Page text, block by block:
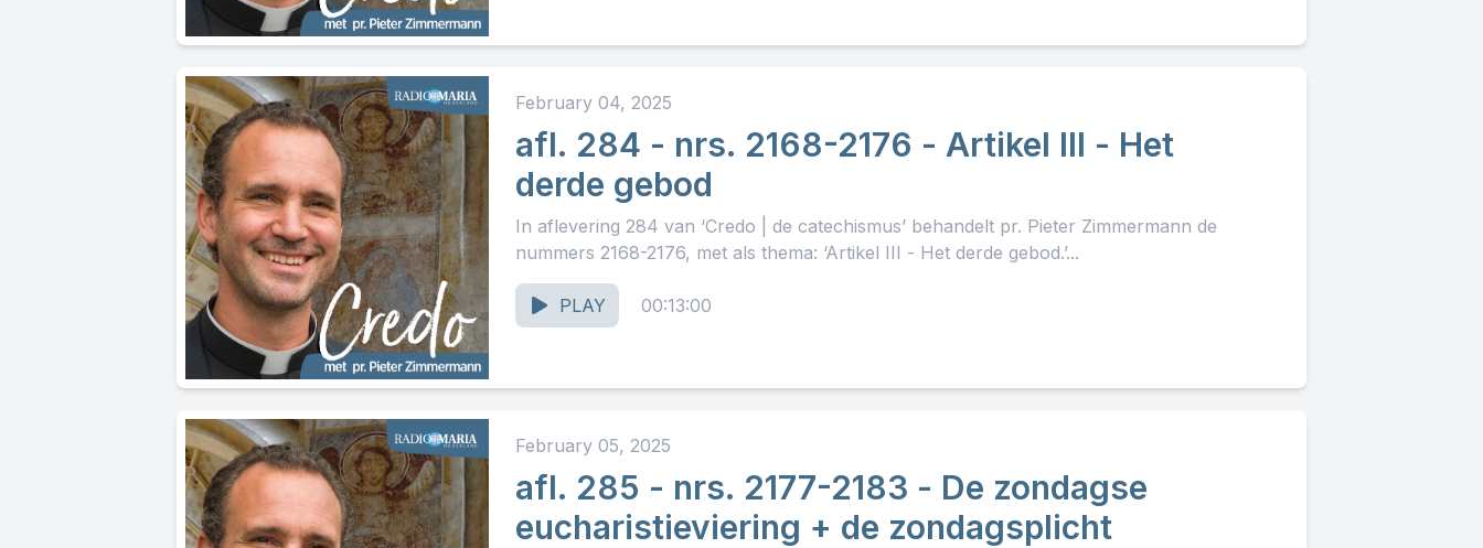
February 04, 2025
afl. 284 - nrs. 2168-2176 - Artikel III - Het
derde gebod
In aflevering 284 van ‘Credo | de catechismus’ behandelt pr. Pieter Zimmermann de
nummers 2168-2176, met als thema: ‘Artikel III - Het derde gebod.’...
PLAY 00:13:00
February 05, 2025
afl. 285 - nrs. 2177-2183 - De zondagse
eucharistieviering + de zondagsplicht